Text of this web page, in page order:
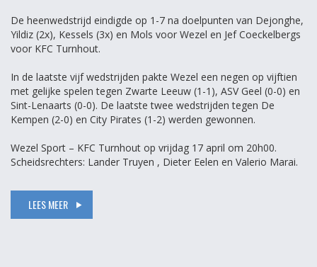
De heenwedstrijd eindigde op 1-7 na doelpunten van Dejonghe,
Yildiz (2x), Kessels (3x) en Mols voor Wezel en Jef Coeckelbergs
voor KFC Turnhout.
In de laatste vijf wedstrijden pakte Wezel een negen op vijftien
met gelijke spelen tegen Zwarte Leeuw (1-1), ASV Geel (0-0) en
Sint-Lenaarts (0-0). De laatste twee wedstrijden tegen De
Kempen (2-0) en City Pirates (1-2) werden gewonnen.
Wezel Sport – KFC Turnhout op vrijdag 17 april om 20h00.
Scheidsrechters: Lander Truyen , Dieter Eelen en Valerio Marai.
LEES MEER